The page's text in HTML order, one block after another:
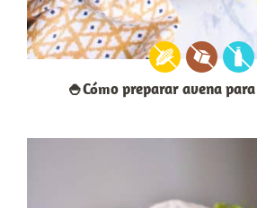
🍚Cómo preparar avena